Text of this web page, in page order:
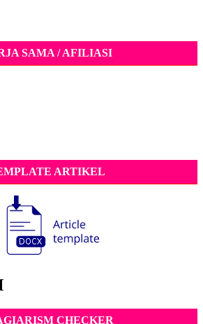
SAMA / AFILIASI
ARTIKEL
CHECKER